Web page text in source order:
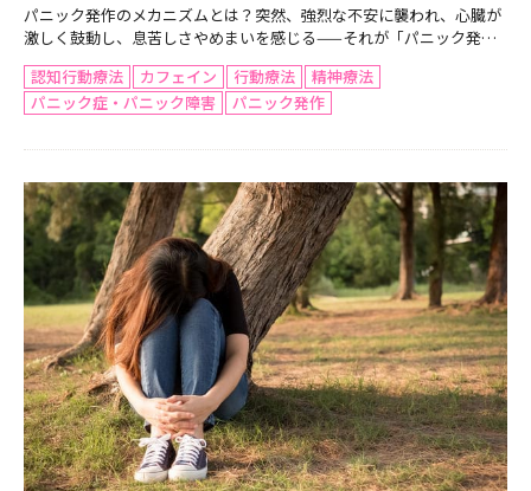
パニック発作のメカニズムとは？突然、強烈な不安に襲われ、心臓が
激しく鼓動し、息苦しさやめまいを感じる——それが「パニック発
でしまうのでは？」という強い恐怖を覚える人も少なくありま...
認知行動療法 カフェイン 行動療法
精神療法
パニック症・パニック障害
パニック発作